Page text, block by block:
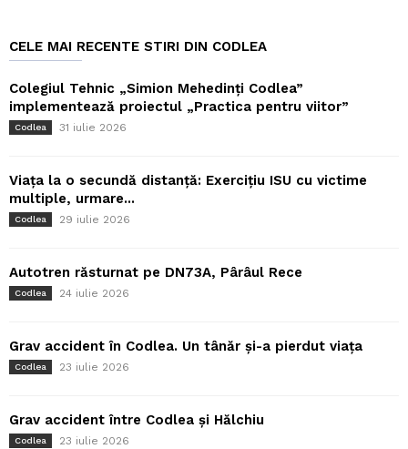
CELE MAI RECENTE STIRI DIN CODLEA
Colegiul Tehnic „Simion Mehedinți Codlea”
implementează proiectul „Practica pentru viitor”
Codlea 31 iulie 2026
Viața la o secundă distanță: Exercițiu ISU cu victime
multiple, urmare...
Codlea 29 iulie 2026
Autotren răsturnat pe DN73A, Pârâul Rece
Codlea 24 iulie 2026
Grav accident în Codlea. Un tânăr și-a pierdut viața
Codlea 23 iulie 2026
Grav accident între Codlea și Hălchiu
Codlea 23 iulie 2026